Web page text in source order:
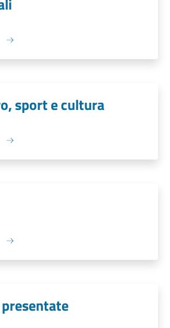
sport e cultura